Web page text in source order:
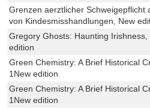
Grenzen aerztlicher Schweigepflicht
von Kindesmisshandlungen, New
Gregory Ghosts: Haunting Irishness,
edition
Green Chemistry: A Brief Historical
1New edition
Green Chemistry: A Brief Historical
1New edition